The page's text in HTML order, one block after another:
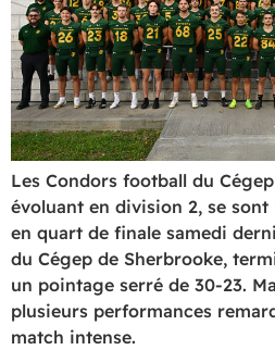
Les Condors football du
évoluant en division 2, se
en quart de finale samedi
du Cégep de Sherbrooke,
un pointage serré de 30-23.
plusieurs performances
match intense.